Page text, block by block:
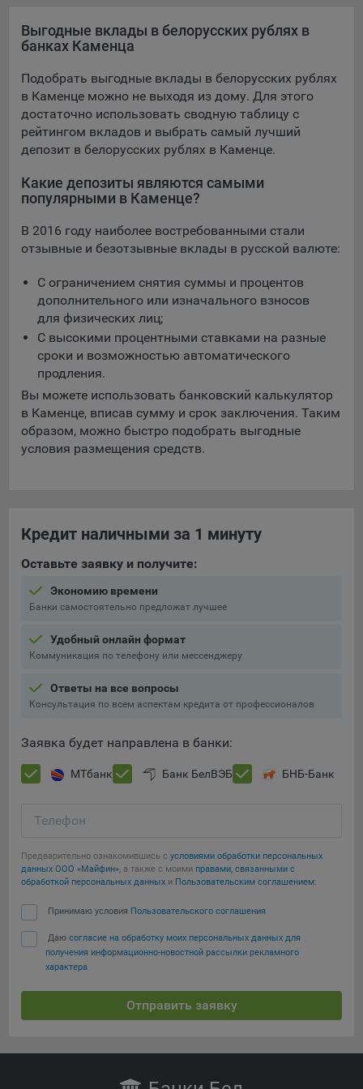
Google Analytics – сервис веб-аналитики,
предоставляемый компанией Google, Inc. Адрес: Google,
Mountain View, CA 94043, USA.Политика
конфиденциальности Google.
Matomo — это система веб-аналитики, которая позволяет
следит за доступностью сервисов, предоставляемых
Дзержинского, д.3Б, пом.44.
рекламу на площадке VK пользователям, которые
посещали сайт.
проспект, д. 39, стр. 79, БЦ «SkyLight».
Технические настройки
Технические настройки хранят технические данные вашего
выбора (например, языкового). Техническая аналитика
используется для обеспечения корректной работы сайта.
Компании, которой мы поручаем обработку данных для
данной цели:
Сервис хранения информации, предоставляемый
Рекламные Cookie
Отключение рекламных cookie-файлы не позволит
принимать меры по совершенствованию работы
Сайта, исходя из предпочтений пользователя, а также
материалов по наиболее актуальному, подходящему
назначению для каждого конкретного пользователя.
Компании, которым мы поручаем обработку данных для
данной цели:
Яндекса рекламная сеть (Yandex Mobile Ads, ADFOX) -
Europe AG, Werftestrasse 4, CH-6005 Luzern, Switzerland.
предоставляемый компанией Google Ireland Ltd, Gordon
House Barrow Street Dublin 4, D04E5W5 Ireland.
Сохранить мои изменения
Сохранить по умолчанию
Выгодные вклады в белорусских рублях в
банках Каменца
Подобрать выгодные вклады в белорусских рублях
в Каменце можно не выходя из дому. Для этого
достаточно использовать сводную таблицу с
рейтингом вкладов и выбрать самый лучший
депозит в белорусских рублях в Каменце.
Какие депозиты являются самыми
популярными в Каменце?
В 2016 году наиболее востребованными стали
отзывные и безотзывные вклады в русской валюте:
С ограничением снятия суммы и процентов
дополнительного или изначального взносов
для физических лиц;
С высокими процентными ставками на разные
сроки и возможностью автоматического
продления.
Вы можете использовать банковский калькулятор
в Каменце, вписав сумму и срок заключения. Таким
образом, можно быстро подобрать выгодные
условия размещения средств.
Кредит наличными за 1 минуту
Оставьте заявку и получите:
Экономию времени
Банки самостоятельно предложат лучшее
Удобный онлайн формат
Коммуникация по телефону или мессенджеру
Ответы на все вопросы
Консультация по всем аспектам кредита от профессионалов
Заявка будет направлена в банки:
МТбанк Банк БелВЭБ БНБ-Банк
Телефон
Предварительно ознакомившись с условиями обработки персональных
данных ООО «Майфин», а также с моими правами, связанными с
обработкой персональных данных и Пользовательским соглашением:
Принимаю условия Пользовательского соглашения
Даю согласие на обработку моих персональных данных для
получения информационно-новостной рассылки рекламного
характера
Отправить заявку